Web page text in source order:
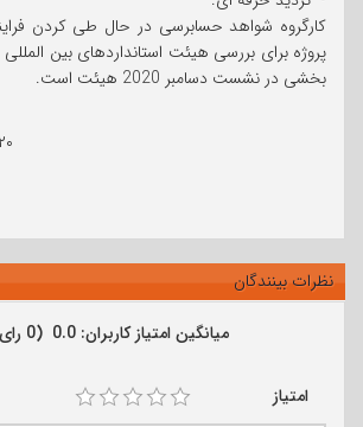
کارگروه شواهد حسابرسی در حال طی کردن
پروژه برای بررسی هیئت استانداردهای بین
بخشی در نشست دسامبر 2020 هیئت است.
۲۰ شهریور ۱۳۹۹
نظرات بینندگان
میانگین امتیاز کاربران: 0.0 (0 رای)
امتیاز